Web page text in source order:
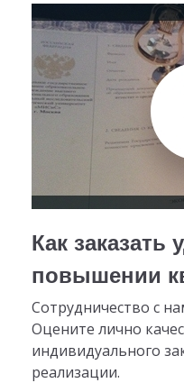
Как заказать
повышении
Сотрудничество с
Оцените лично
индивидуального
реализации.